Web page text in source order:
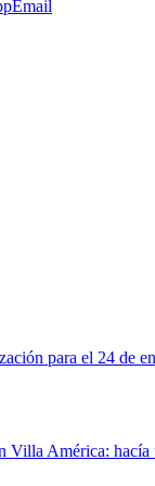
Email
para el 24 de
Villa América: